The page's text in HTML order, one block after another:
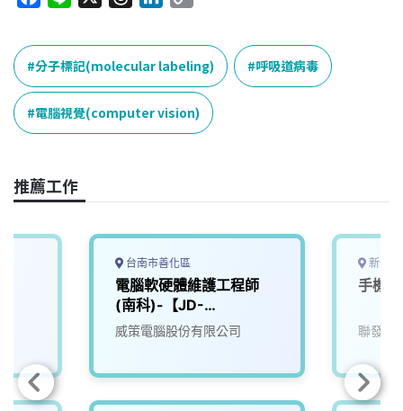
c
e
b
o
o
n
e
r
e
a
d
s
n
k
e
d
I
p
y
L
i
n
分子標記(molecular labeling) 呼吸道病毒
電腦視覺(computer vision)
推薦工作
台南市善化區
電腦軟硬體維護工程師
(南科)-【JD-
00000183】
威策電腦股份有限公司
新竹
⼿機
聯發科